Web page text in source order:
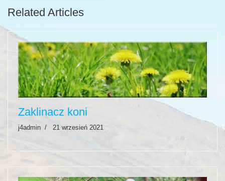
Related Articles
Zaklinacz koni
j4admin 21 wrzesień 2021